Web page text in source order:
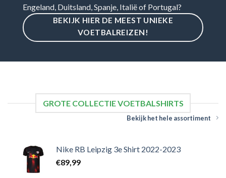
Engeland, Duitsland, Spanje, Italië of Portugal?
BEKIJK HIER DE MEEST UNIEKE
VOETBALREIZEN!
GROTE COLLECTIE VOETBALSHIRTS
Bekijk het hele assortiment
Nike RB Leipzig 3e Shirt 2022-2023
€89,99